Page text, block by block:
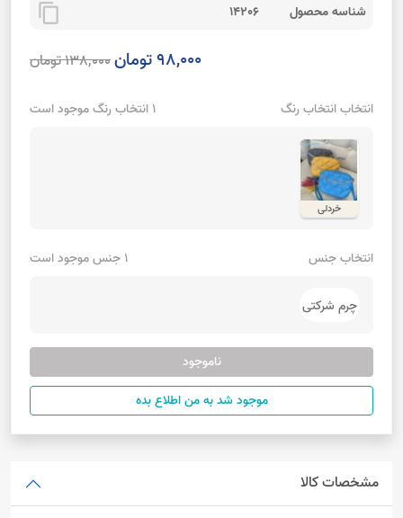
شناسه محصول 14206
content_copy
98,000 تومان 138,000 تومان
انتخاب انتخاب رنگ 1 انتخاب رنگ موجود است
خردلی
انتخاب جنس 1 جنس موجود است
چرم شرکتی
ناموجود
موجود شد به من اطلاع بده
مشخصات کالا